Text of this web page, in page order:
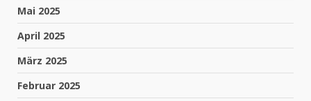
Mai 2025
April 2025
März 2025
Februar 2025